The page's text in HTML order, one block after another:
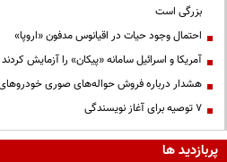
بزرگی است
احتمال وجود حیات در اقیانوس مدفون «اروپا»
آمریکا و اسرائیل سامانه «پیکان» را آزمایش کردند
هشدار درباره فروش حواله‌های صوری خودروهای
۷ توصیه برای آغاز نویسندگی
پربازدید ها